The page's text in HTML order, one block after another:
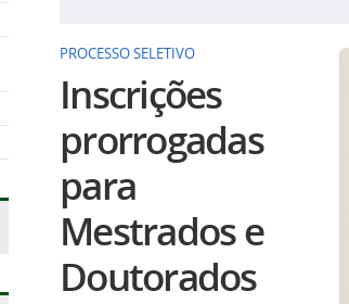
PROCESSO SELETIVO
Inscrições
prorrogadas
para
Mestrados e
Doutorados